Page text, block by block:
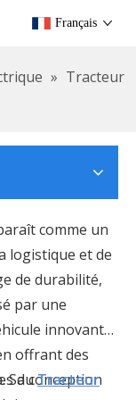
Français
» Tracteur
comme un
logistique et de
de durabilité,
par une
innovant
offrant des
Sa conception
duTracteur